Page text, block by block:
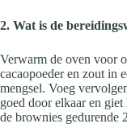
2. Wat is de
Verwarm de oven voor
cacaopoeder en zout in
mengsel. Voeg
goed door elkaar en
de brownies gedurende